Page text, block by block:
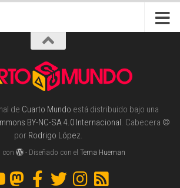
de Cuarto Mundo está distribuido bajo una
BY-NC-SA 4.0 Internacional. Cabecera ©
por Rodrigo López.
con - Diseñado con elTema Hueman